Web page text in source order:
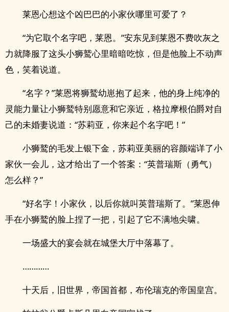
莱恩心想这个凶巴巴的小家伙哪里可爱了？
“为它取个名字吧，莱恩。”安东见到莱恩不费吹灰之
力就降服了这头小狮鹫心里暗暗吃惊，但是他脸上不动声
色，笑着说道。
“名字？”莱恩将狮鹫幼崽抱了起来，他的身上纯净的
灵能力量让小狮鹫特别愿意和它亲近，格拉摩根伯爵对自
己的未婚妻说道：“苏莉亚，你来起个名字吧！”
小狮鹫的毛发上银下金，苏莉亚美丽的容颜端详了小
家伙一会儿，这才给出了一个答案：“英普瑞斯（勇气）
怎么样？”
“好名字！小家伙，以后你就叫英普瑞斯了。”莱恩伸
手在小狮鹫的脸上捏了一把，引起了它不满地尖啸。
一场盛大的宴会就在城堡大厅中落幕了。
…………
十天后，旧世界，帝国首都，布伦瑞克的帝国皇宫。